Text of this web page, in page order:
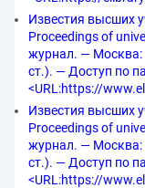
Известия высших
Proceedings of
журнал. — Москва:
ст.). — Доступ по
<URL:https://
Известия высших
Proceedings of
журнал. — Москва:
ст.). — Доступ по
<URL:https://